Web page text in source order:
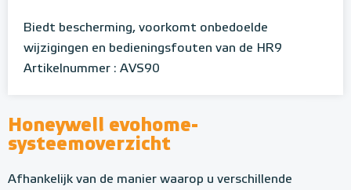
Biedt bescherming, voorkomt onbedoelde
wijzigingen en bedieningsfouten van de HR9
Artikelnummer : AVS90
Honeywell evohome-
systeemoverzicht
Afhankelijk van de manier waarop u verschillende